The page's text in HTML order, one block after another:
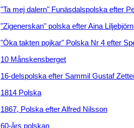
"Ta mej dalern" Funäsdalspolska efter
"Zigenerskan" polska efter Aina Liljebjörn
"Öka takten pojkar" Polska Nr 4 efter
10 Månskensberget
16-delspolska efter Sammil Gustaf
1814 Polska
1867, Polska efter Alfred Nilsson
60-års polskan